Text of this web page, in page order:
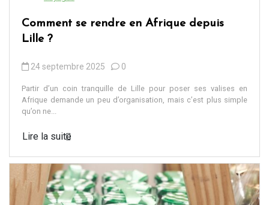
Comment se rendre en Afrique depuis
Lille ?
24 septembre 2025 0
Partir d’un coin tranquille de Lille pour poser ses valises en
Afrique demande un peu d’organisation, mais c’est plus simple
qu’on ne...
Lire la suite